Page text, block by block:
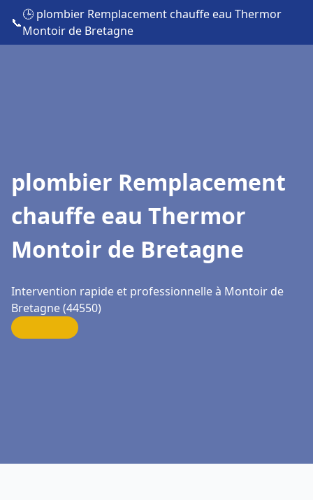
📞
🕒 plombier Remplacement chauffe eau Thermor
Montoir de Bretagne
plombier Remplacement
chauffe eau Thermor
Montoir de Bretagne
Intervention rapide et professionnelle à Montoir de
Bretagne (44550)